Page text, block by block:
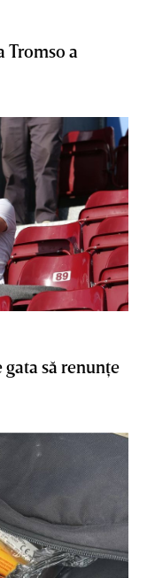
Tromso a
gata să renunţe